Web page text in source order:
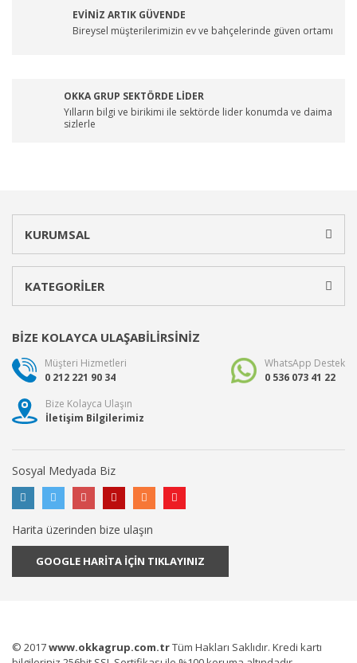
EVİNİZ ARTIK GÜVENDE
Bireysel müşterilerimizin ev ve bahçelerinde güven ortamı
OKKA GRUP SEKTÖRDE LİDER
Yılların bilgi ve birikimi ile sektörde lider konumda ve daima
sizlerle
KURUMSAL
KATEGORİLER
BİZE KOLAYCA ULAŞABİLİRSİNİZ
Müşteri Hizmetleri
0 212 221 90 34
WhatsApp Destek
0 536 073 41 22
Bize Kolayca Ulaşın
İletişim Bilgilerimiz
Sosyal Medyada Biz
Harita üzerinden bize ulaşın
GOOGLE HARİTA İÇİN TIKLAYINIZ
© 2017www.okkagrup.com.trTüm Hakları Saklıdır. Kredi kartı